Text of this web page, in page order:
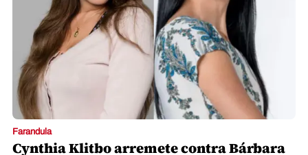
Farandula
Cynthia Klitbo arremete contra Bárbara